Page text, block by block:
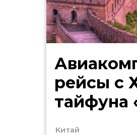
рейсы с
тайфуна
Китай